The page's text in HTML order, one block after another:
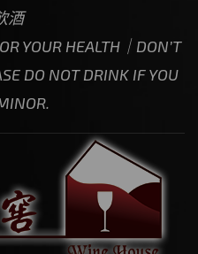
酒
YOUR HEALTH｜DON’T
DO NOT DRINK IF YOU